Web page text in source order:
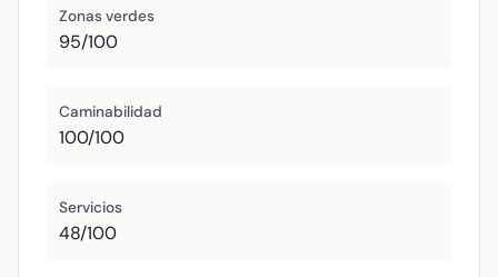
Zonas verdes
95/100
Caminabilidad
100/100
Servicios
48/100